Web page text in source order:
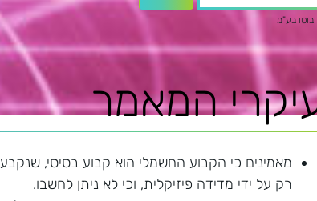
בע"מ
המאמר
מאמינים כי הקבוע החשמלי הוא קבוע בסיסי, שנקבע
רק על ידי מדידה פיזיקלית, וכי לא ניתן לחשבו.